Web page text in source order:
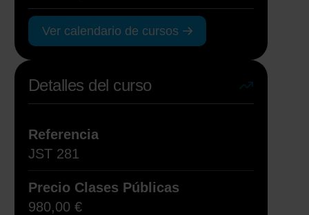
Ver calendario de cursos
Detalles del curso
Referencia
JST 281
Precio Clases Públicas
980,00 €